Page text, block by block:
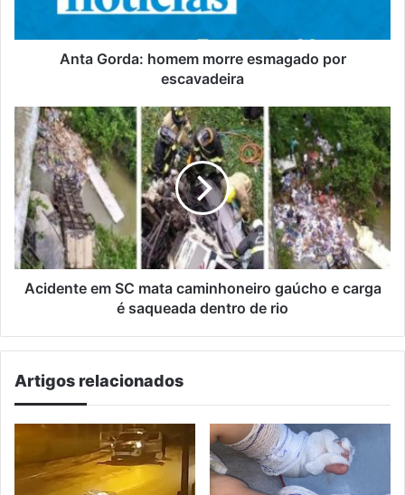
Anta Gorda: homem morre esmagado por
escavadeira
Acidente
em
SC
mata
caminhoneiro
gaúcho
e
carga
é
saqueada
Acidente em SC mata caminhoneiro gaúcho e carga
é saqueada dentro de rio
Artigos relacionados